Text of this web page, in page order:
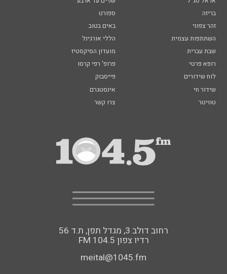
בריזה
ספורט
זהר צפוני
באים בטוב
השתתפות עצמית
הללי אורגינל
שבת עברית
מועדון הסיקסטיז
רופא פרטי
פרופ' רפי קרסו
לוח שידורים
פייסבוק
שידור חי
אינסטגרם
טוויטר
צרו קשר
רחוב דולב 3, מגדל תפן, ת.ד 56
FM רדיו צפון 104.5
meital@1045.fm